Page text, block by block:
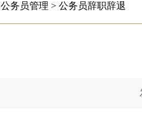
公务员管理 > 公务员辞职辞退
发布